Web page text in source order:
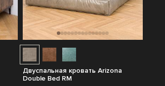
Двуспальная кровать Arizona
Double Bed RM